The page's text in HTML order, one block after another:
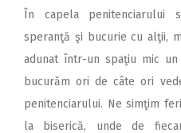
În capela
speranţă şi bucurie cu alţii,
adunat într-un spaţiu mic
bucurăm ori de câte ori
penitenciarului. Ne simţim
la biserică, unde de